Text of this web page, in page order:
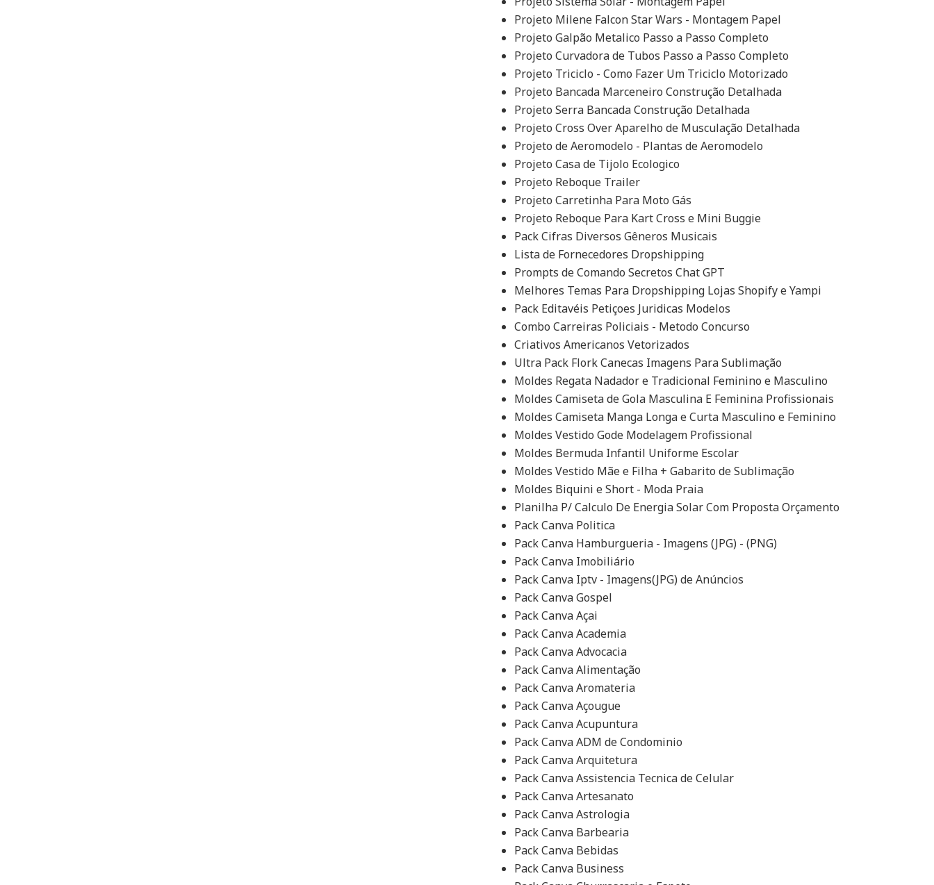
Projeto Milene Falcon Star Wars - Montagem Papel
Projeto Galpão Metalico Passo a Passo Completo
Projeto Curvadora de Tubos Passo a Passo Completo
Projeto Triciclo - Como Fazer Um Triciclo Motorizado
Projeto Bancada Marceneiro Construção Detalhada
Projeto Serra Bancada Construção Detalhada
Projeto Cross Over Aparelho de Musculação Detalhada
Projeto de Aeromodelo - Plantas de Aeromodelo
Projeto Casa de Tijolo Ecologico
Projeto Reboque Trailer
Projeto Carretinha Para Moto Gás
Projeto Reboque Para Kart Cross e Mini Buggie
Pack Cifras Diversos Gêneros Musicais
Lista de Fornecedores Dropshipping
Prompts de Comando Secretos Chat GPT
Melhores Temas Para Dropshipping Lojas Shopify e Yampi
Pack Editavéis Petiçoes Juridicas Modelos
Combo Carreiras Policiais - Metodo Concurso
Criativos Americanos Vetorizados
Ultra Pack Flork Canecas Imagens Para Sublimação
Moldes Regata Nadador e Tradicional Feminino e Masculino
Moldes Camiseta de Gola Masculina E Feminina Profissionais
Moldes Camiseta Manga Longa e Curta Masculino e Feminino
Moldes Vestido Gode Modelagem Profissional
Moldes Bermuda Infantil Uniforme Escolar
Moldes Vestido Mãe e Filha + Gabarito de Sublimação
Moldes Biquini e Short - Moda Praia
Planilha P/ Calculo De Energia Solar Com Proposta Orçamento
Pack Canva Politica
Pack Canva Hamburgueria - Imagens (JPG) - (PNG)
Pack Canva Imobiliário
Pack Canva Iptv - Imagens(JPG) de Anúncios
Pack Canva Gospel
Pack Canva Açai
Pack Canva Academia
Pack Canva Advocacia
Pack Canva Alimentação
Pack Canva Aromateria
Pack Canva Açougue
Pack Canva Acupuntura
Pack Canva ADM de Condominio
Pack Canva Arquitetura
Pack Canva Assistencia Tecnica de Celular
Pack Canva Artesanato
Pack Canva Astrologia
Pack Canva Barbearia
Pack Canva Bebidas
Pack Canva Business